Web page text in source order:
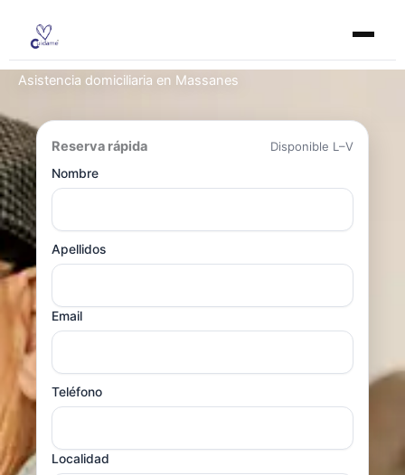
contenido
Asistencia domiciliaria en Massanes
Reserva rápida
Disponible L–V
Nombre
Apellidos
Email
Teléfono
Localidad